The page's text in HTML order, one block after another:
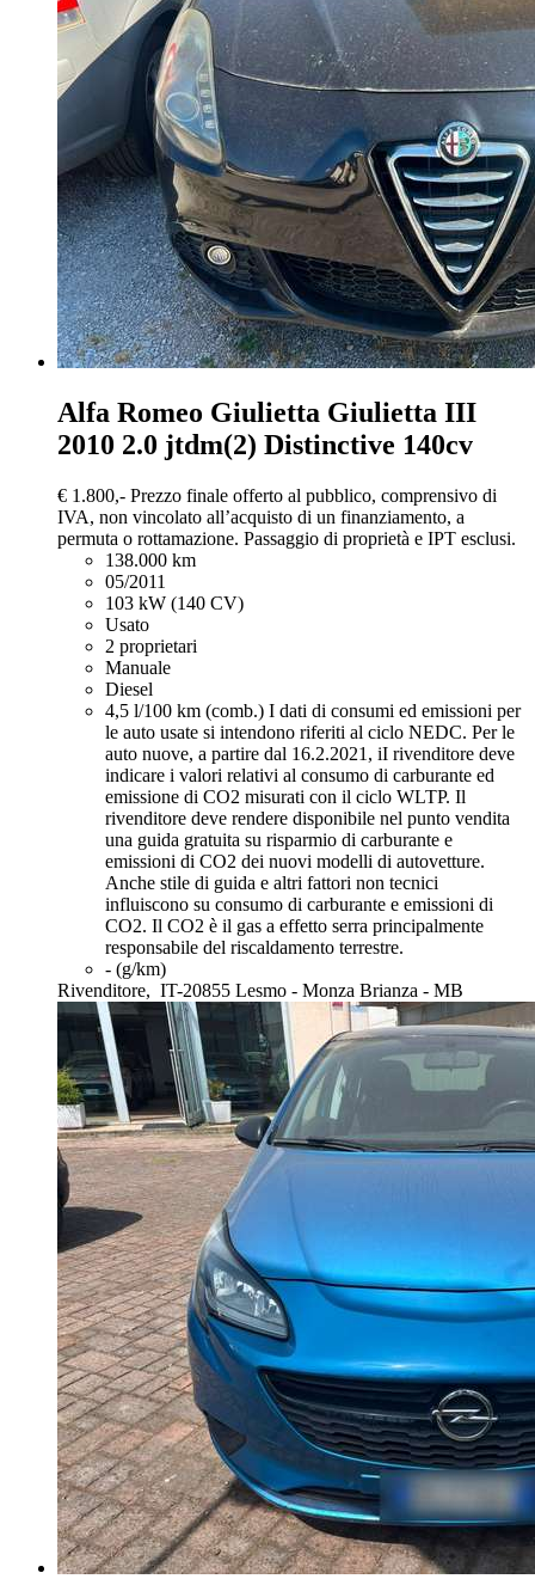
Alfa Romeo Giulietta Giulietta III
2010 2.0 jtdm(2) Distinctive 140cv
€ 1.800,- Prezzo finale offerto al pubblico, comprensivo di
IVA, non vincolato all’acquisto di un finanziamento, a
permuta o rottamazione. Passaggio di proprietà e IPT esclusi.
138.000 km
05/2011
103 kW (140 CV)
Usato
2 proprietari
Manuale
Diesel
4,5 l/100 km (comb.) I dati di consumi ed emissioni per
le auto usate si intendono riferiti al ciclo NEDC. Per le
auto nuove, a partire dal 16.2.2021, iI rivenditore deve
indicare i valori relativi al consumo di carburante ed
emissione di CO2 misurati con il ciclo WLTP. Il
rivenditore deve rendere disponibile nel punto vendita
una guida gratuita su risparmio di carburante e
emissioni di CO2 dei nuovi modelli di autovetture.
Anche stile di guida e altri fattori non tecnici
influiscono su consumo di carburante e emissioni di
CO2. Il CO2 è il gas a effetto serra principalmente
responsabile del riscaldamento terrestre.
- (g/km)
Rivenditore, IT-20855 Lesmo - Monza Brianza - MB